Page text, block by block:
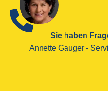
Sie haben
Annette Gauger -